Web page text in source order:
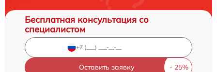
Бесплатная консультация со
специалистом
Оставить заявку